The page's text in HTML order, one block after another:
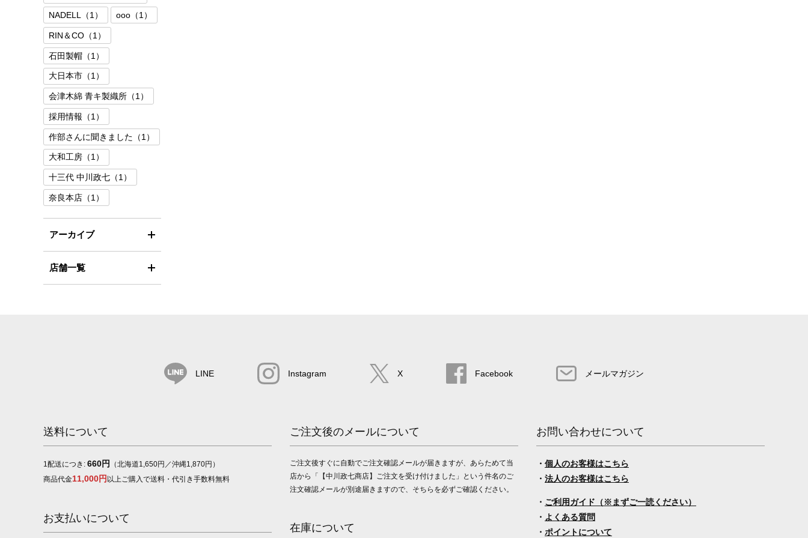
NADELL（1） ooo（1）
RIN＆CO（1）
石田製帽（1）
大日本市（1）
会津木綿 青キ製織所（1）
採用情報（1）
作部さんに聞きました（1）
大和工房（1）
十三代 中川政七（1）
奈良本店（1）
アーカイブ
店舗一覧
LINE Instagram X Facebook メールマガジン
送料について
1配送につき: 660円
（北海道1,650円／沖縄1,870円）
商品代金11,000円 以上ご購入で送料・代引き手数料無料
お支払いについて
ご注文後のメールについて
ご注文後すぐに自動でご注文確認メールが届きますが、あらためて当
店から「【中川政七商店】ご注文を受け付けました」という件名のご
注文確認メールが別途届きますので、そちらを必ずご確認ください。
在庫について
お問い合わせについて
・ 個人のお客様はこちら
・ 法人のお客様はこちら
・ ご利用ガイド（※まずご一読ください）
・ よくある質問
・ ポイントについて